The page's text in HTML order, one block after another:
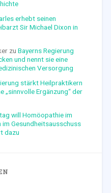
erhebt seinen
Sir Michael Dixon in
zu Bayerns Regierung
und nennt sie eine
Versorgung
stärkt Heilpraktikern
„sinnvolle Ergänzung“ der
will Homöopathie im
Gesundheitsausschuss
dazu